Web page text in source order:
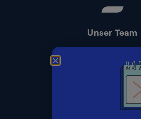
Unser Team
Presse
Impressum
Datenschutz